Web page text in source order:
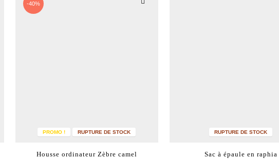
PROMO ! RUPTURE DE STOCK
-40%
Housse ordinateur Zèbre camel
RUPTURE DE STOCK
Sac à épaule en raphia